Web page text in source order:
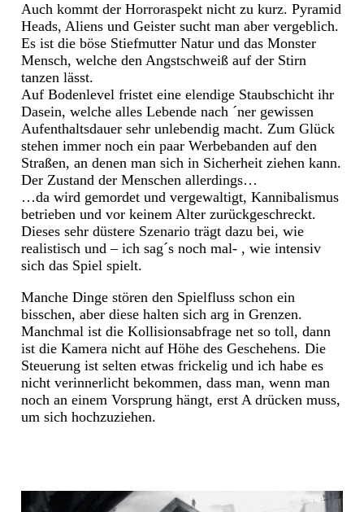
Auch kommt der Horroraspekt nicht zu kurz. Pyramid
Heads, Aliens und Geister sucht man aber vergeblich.
Es ist die böse Stiefmutter Natur und das Monster
Mensch, welche den Angstschweiß auf der Stirn
tanzen lässt.
Auf Bodenlevel fristet eine elendige Staubschicht ihr
Dasein, welche alles Lebende nach ´ner gewissen
Aufenthaltsdauer sehr unlebendig macht. Zum Glück
stehen immer noch ein paar Werbebanden auf den
Straßen, an denen man sich in Sicherheit ziehen kann.
Der Zustand der Menschen allerdings…
…da wird gemordet und vergewaltigt, Kannibalismus
betrieben und vor keinem Alter zurückgeschreckt.
Dieses sehr düstere Szenario trägt dazu bei, wie
realistisch und – ich sag´s noch mal- , wie intensiv
sich das Spiel spielt.
Manche Dinge stören den Spielfluss schon ein
bisschen, aber diese halten sich arg in Grenzen.
Manchmal ist die Kollisionsabfrage net so toll, dann
ist die Kamera nicht auf Höhe des Geschehens. Die
Steuerung ist selten etwas frickelig und ich habe es
nicht verinnerlicht bekommen, dass man, wenn man
noch an einem Vorsprung hängt, erst A drücken muss,
um sich hochzuziehen.